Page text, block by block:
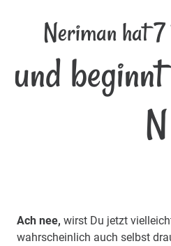
Neriman hat
und
N
Ach nee, wirst Du jetzt
wahrscheinlich auch selbst